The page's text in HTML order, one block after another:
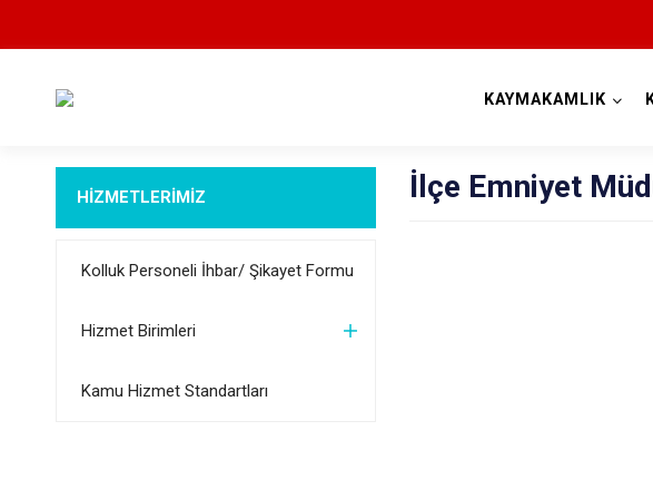
KAYMAKAMLIK
HİZMETLERİMİZ
Kolluk Personeli İhbar/ Şikayet Formu
Hizmet Birimleri
Kamu Hizmet Standartları
İlçe Emniyet